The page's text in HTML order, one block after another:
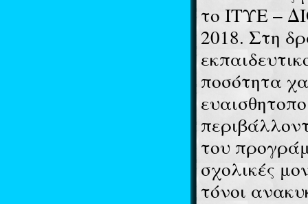
το ΙΤΥΕ –
2018. Στη
ποσότητα
του
σχολικές
τόνοι